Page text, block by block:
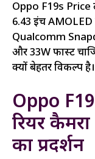
Oppo F19s Price
6.43 इंच AMOLED
Qualcomm
और 33W फास्ट
क्यों बेहतर विकल्प है।
Oppo
रियर
का प्रदर्शन